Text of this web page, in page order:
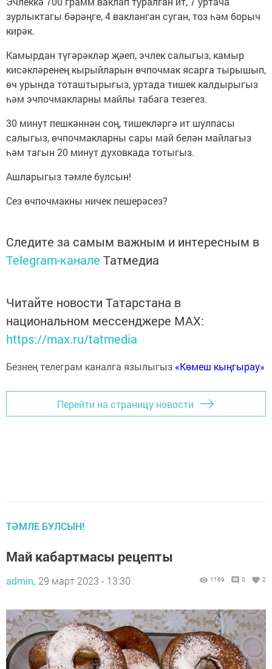
зурлыктагы бәрәңге, 4 вакланган суган, тоз һәм борыч
кирәк.
Камырдан түгәрәкләр җәеп, эчлек салыгыз, камыр
кисәкләренең кырыйларын өчпочмак ясарга тырышып,
өч урында тоташтырыгыз, уртада тишек калдырыгыз
һәм эчпочмакларны майлы табага тезегез.
30 минут пешкәннән соң, тишекләргә ит шулпасы
салыгыз, өчпочмакларны сары май белән майлагыз
һәм тагын 20 минут духовкада тотыгыз.
Ашларыгыз тәмле булсын!
Сез өчпочмакны ничек пешерәсез?
Следите за самым важным и интересным в
Telegram-канале Татмедиа
Читайте новости Татарстана в
национальном мессенджере MАХ:
https://max.ru/tatmedia
Безнең телеграм каналга язылыгыз «Көмеш кыңгырау»
Перейти на страницу новости
ТӘМЛЕ БУЛСЫН!
Май кабартмасы рецепты
admin, 29 март 2023 - 13:30 1169 0 2